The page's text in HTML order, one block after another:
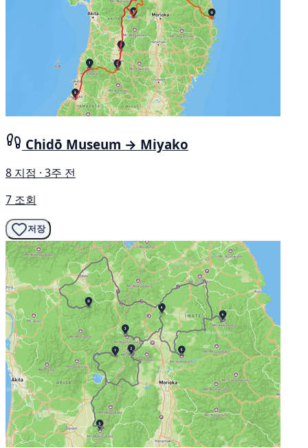
Chidō Museum → Miyako
8 지점 · 3주 전
7 조회
저장